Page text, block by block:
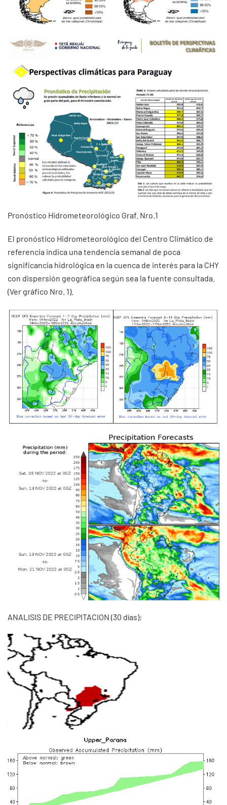
Pronóstico Hidrometeorológico Graf. Nro.1
El pronóstico Hidrometeorológico del Centro Climático de
referencia indica una tendencia semanal de poca
significancia hidrológica en la cuenca de interés para la CHY
con dispersión geográfica según sea la fuente consultada.
(Ver gráfico Nro. 1).
ANALISIS DE PRECIPITACION (30 días):